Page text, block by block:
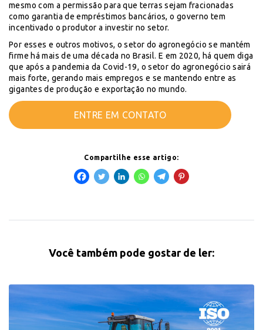
mesmo com a permissão para que terras sejam fracionadas
como garantia de empréstimos bancários, o governo tem
incentivado o produtor a investir no setor.
Por esses e outros motivos, o setor do agronegócio se mantém
firme há mais de uma década no Brasil. E em 2020, há quem diga
que após a pandemia da Covid-19, o setor do agronegócio sairá
mais forte, gerando mais empregos e se mantendo entre as
gigantes de produção e exportação no mundo.
ENTRE EM CONTATO
Compartilhe esse artigo:
Você também pode gostar de ler: